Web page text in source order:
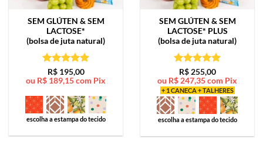
SEM GLÚTEN & SEM
LACTOSE*
(bolsa de juta natural)
Avaliação5
de 5
R$195,00
ou R$ 189,15com Pix
escolha a estampa do tecido
SEM GLÚTEN & SEM
LACTOSE* PLUS
(bolsa de juta natural)
Avaliação5
de 5
R$255,00
ou R$ 247,35com Pix
+ 1 CANECA + TALHERES
escolha a estampa do tecido